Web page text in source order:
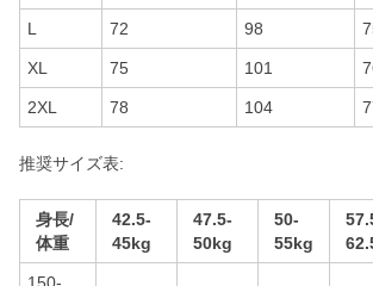
L 72 98
XL 75 101
2XL 78 104
推奨サイズ表:
身長/
体重
42.5-
45kg
47.5-
50kg
50-
55kg